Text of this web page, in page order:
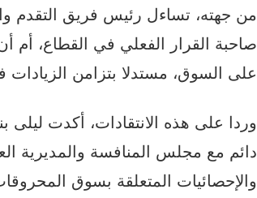
من جهته، تساءل رئيس فريق التقدم
صاحبة القرار الفعلي في القطاع،
على السوق، مستدلا بتزامن
وردا على هذه الانتقادات، أكدت
دائم مع مجلس المنافسة والمديرية
والإحصائيات المتعلقة بسوق